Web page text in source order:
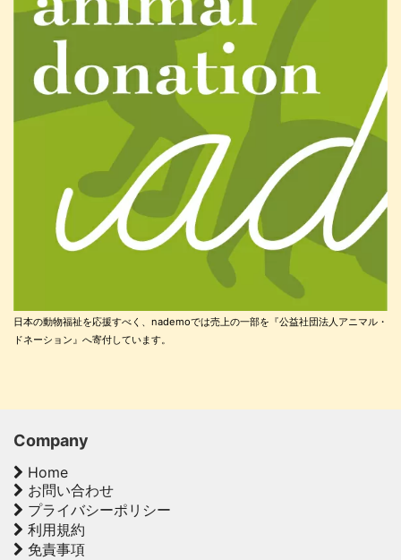
日本の動物福祉を応援すべく、nademoでは売上の一部を『公益社団法人アニマル・
ドネーション』へ寄付しています。
Company
Home
お問い合わせ
プライバシーポリシー
利用規約
免責事項